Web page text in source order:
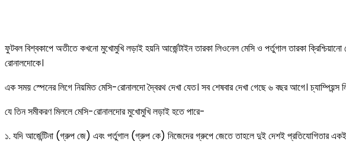
ফুটবল বিশ্বকাপে অতীতে কখনো মুখোমুখি লড়াই হয়নি আর্জেন্টাইন তারকা লিওনেল মেসি ও পর্তুগাল তারকা
রোনালদোকে।
এক সময় স্পেনের লিগে নিয়মিত মেসি-রোনালদো দ্বৈরথ দেখা যেত। সব শেষবার দেখা গেছে ৬ বছর আগে। চ্যাম্পিয়ন্স
যে তিন সমীকরণ মিললে মেসি-রোনালদোর মুখোমুখি লড়াই হতে পারে-
১. যদি আর্জেন্টিনা (গ্রুপ জে) এবং পর্তুগাল (গ্রুপ কে) নিজেদের গ্রুপে জেতে তাহলে দুই দেশই প্রতিযোগিতার একই